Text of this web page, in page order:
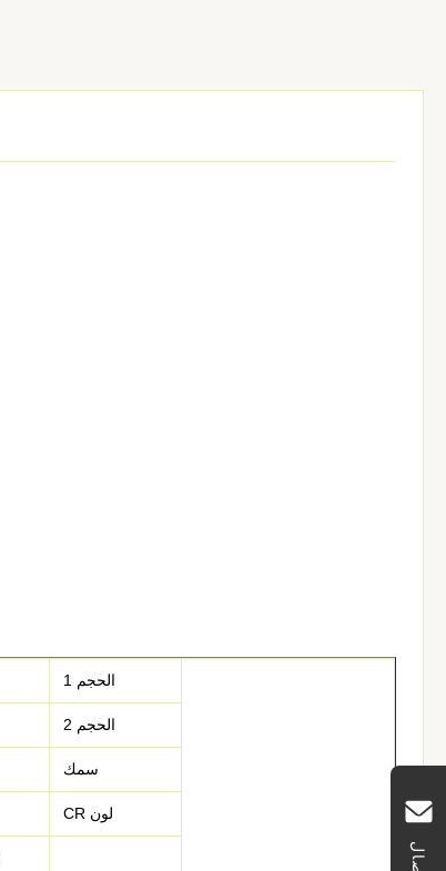
الحجم 1
الحجم 2
سمك
لون CR